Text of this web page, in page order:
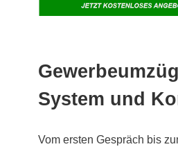
System und
Vom ersten Gespräch bis